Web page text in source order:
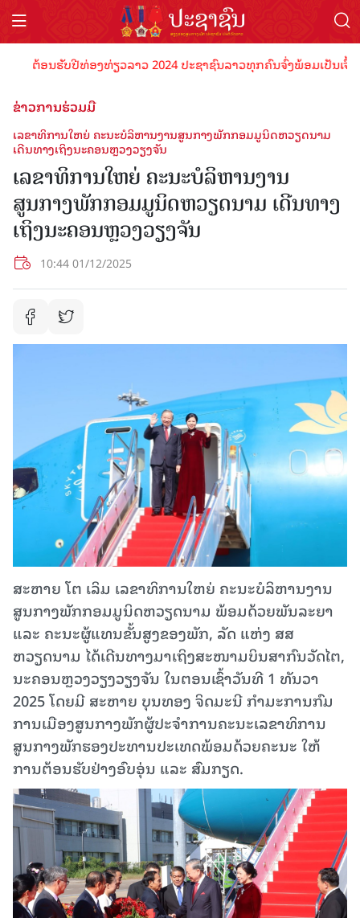
ຕ້ອນຮັບປີທ່ອງທ່ຽວລາວ 2024 ປະຊາຊົນລາວທຸກຄົນຈົ່ງພ້ອມເປັນເຈົ້າ
ຂ່າວການຮ່ວມມື
ເລຂາທິການໃຫຍ່ ຄະນະບໍລິຫານງານສູນກາງພັກກອມມູນິດຫວຽດນາມ
ເດີນທາງເຖິງນະຄອນຫຼວງວຽງຈັນ
ເລຂາທິການໃຫຍ່ ຄະນະບໍລິຫານງານ
ສູນກາງພັກກອມມູນິດຫວຽດນາມ ເດີນທາງ
ເຖິງນະຄອນຫຼວງວຽງຈັນ
10:44 01/12/2025
ສະຫາຍ ໂຕ ເລິມ ເລຂາທິການໃຫຍ່ ຄະນະບໍລິຫານງານ
ສູນກາງພັກກອມມູນິດຫວຽດນາມ ພ້ອມດ້ວຍພັນລະຍາ
ແລະ ຄະນະຜູ້ແທນຂັ້ນສູງຂອງພັກ, ລັດ ແຫ່ງ ສສ
ຫວຽດນາມ ໄດ້ເດີນທາງມາເຖິງສະໜາມບິນສາກົນວັດໄຕ,
ນະຄອນຫຼວງວຽງວຽງຈັນ ໃນຕອນເຊົ້າວັນທີ 1 ທັນວາ
2025 ໂດຍມີ ສະຫາຍ ບຸນທອງ ຈິດມະນີ ກຳມະການກົມ
ການເມືອງສູນກາງພັກຜູ້ປະຈຳການຄະນະເລຂາທິການ
ສູນກາງພັກຮອງປະທານປະເທດພ້ອມດ້ວຍຄະນະ ໃຫ້
ການຕ້ອນຮັບຢ່າງອົບອຸ່ນ ແລະ ສົມກຽດ.